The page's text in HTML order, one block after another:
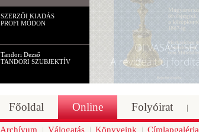
SZERZŐI KIADÁS
PROFI MÓDON
Tandori Dezső
TANDORI SZUBJEKTÍV
Főoldal Online Folyóirat
Archívum Válogatás Könyveink Címlapgaléria